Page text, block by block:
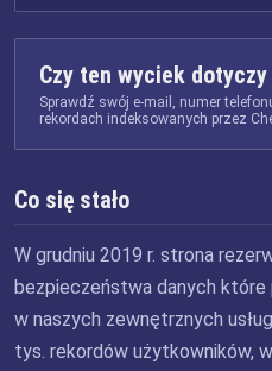
Czy ten wyciek dotyczy
Sprawdź swój e-mail, numer
rekordach indeksowanych przez
Co się stało
W grudniu 2019 r. strona
bezpieczeństwa danych które
w naszych zewnętrznych
tys. rekordów użytkowników,